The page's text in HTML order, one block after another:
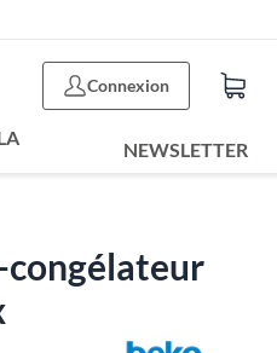
Connexion
NEWSLETTER